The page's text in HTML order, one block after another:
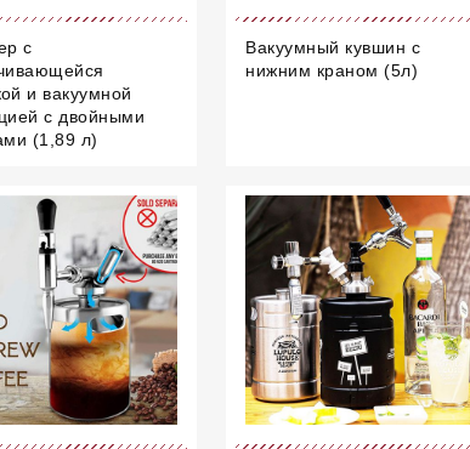
с
и вакуумной
с двойными
(1,89 л)
Вакуумный кувшин с
нижним краном (5л)